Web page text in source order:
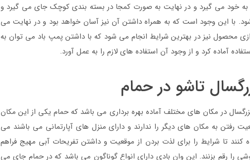
به خود می گیرد و در نهایت به صورت کمجا در بسته بندی کوچک جای می گیرد و
با این وجود است که به همراه داشتن آن نیز آسان خواهد بود و در نهایت می
محصول نیز در بهترین شرایط انجام می شود که با داشتن پمپ باد می توان به
آماده کرد و از وجود آن استفاده های لازم را به عمل آورد.
تاشو در حمام
در مکان های مختلف آماده بهره برداری می باشد که حمام یکی از این مکان
رفتن به مکان های دیگر را ندارند و دارای منزل های آپارتمانی می باشند می
کنند تا شرایط را برای لذت بردن از موقعیت و داشتن تفریحات آبی مهیج فراهم
را رقم بزنند. این وان بادی دارای انواع گوناگون می باشد که در حمام جای می